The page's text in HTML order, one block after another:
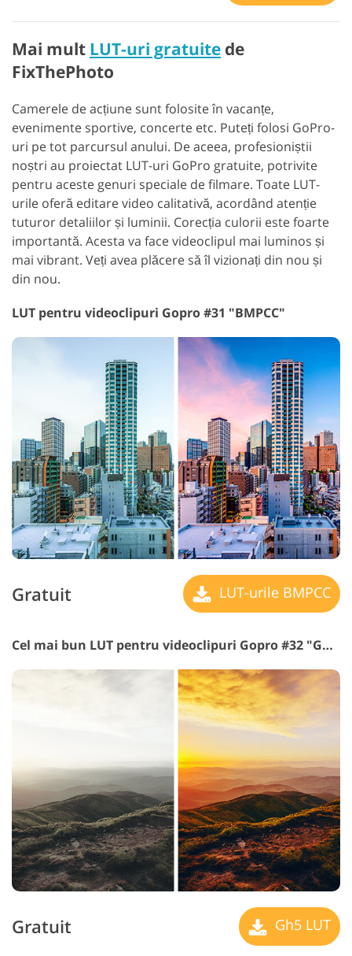
Mai mult LUT-uri gratuite de
FixThePhoto
Camerele de acțiune sunt folosite în vacanțe,
evenimente sportive, concerte etc. Puteți folosi GoPro-
uri pe tot parcursul anului. De aceea, profesioniștii
noștri au proiectat LUT-uri GoPro gratuite, potrivite
pentru aceste genuri speciale de filmare. Toate LUT-
urile oferă editare video calitativă, acordând atenție
tuturor detaliilor și luminii. Corecția culorii este foarte
importantă. Acesta va face videoclipul mai luminos și
mai vibrant. Veți avea plăcere să îl vizionați din nou și
din nou.
LUT pentru videoclipuri Gopro #31 "BMPCC"
Gratuit LUT-urile BMPCC
Cel mai bun LUT pentru videoclipuri Gopro #32 "GH5"
Gratuit Gh5 LUT